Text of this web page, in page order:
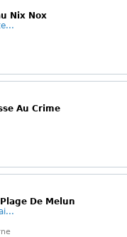
Nix Nox
Au Crime
De Melun